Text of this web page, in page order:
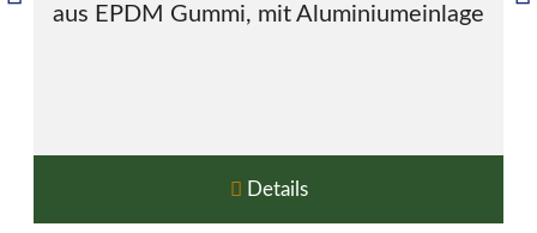
aus EPDM Gummi, mit Aluminiumeinlage
Details